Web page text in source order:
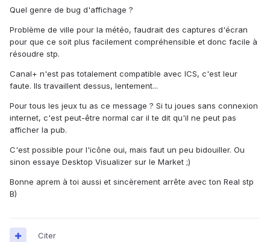
Quel genre de bug d'affichage ?
Problème de ville pour la météo, faudrait des captures d'écran
pour que ce soit plus facilement compréhensible et donc facile à
résoudre stp.
Canal+ n'est pas totalement compatible avec ICS, c'est leur
faute. Ils travaillent dessus, lentement...
Pour tous les jeux tu as ce message ? Si tu joues sans connexion
internet, c'est peut-être normal car il te dit qu'il ne peut pas
afficher la pub.
C'est possible pour l'icône oui, mais faut un peu bidouiller. Ou
sinon essaye Desktop Visualizer sur le Market ;)
Bonne aprem à toi aussi et sincèrement arrête avec ton Real stp
B)
Citer